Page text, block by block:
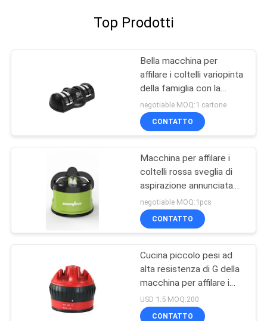
Top Prodotti
Bella macchina per
affilare i coltelli variopinta
della famiglia con la
ventosa per gli strumenti
della cucina
negotiable MOQ:1 cartone
CONTATTO
Macchina per affilare i
coltelli rossa sveglia di
aspirazione annunciata
sulla TV per i coltelli da
cucina messi
negotiable MOQ:1pcs
CONTATTO
Cucina piccolo pesi ad
alta resistenza di G della
macchina per affilare i
coltelli 52,6
USD 1.5 MOQ:200
CONTATTO